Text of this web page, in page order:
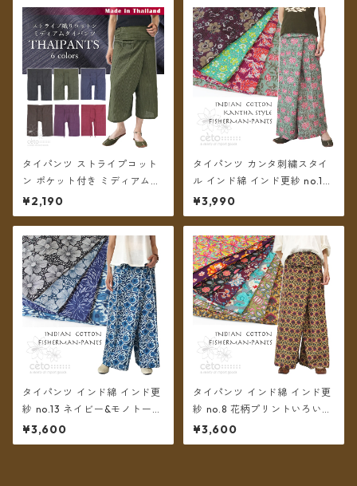
タイパンツ ストライプコット
ン ポケット付き ミディアム丈
6カラー【メール便送料無料】
¥2,190
タイパンツ カンタ刺繍スタイ
ル インド綿 インド更紗 no.1
フラワープリント 4タイプ ロ
ング丈【メール便送料無料】
¥3,990
タイパンツ インド綿 インド更
紗 no.13 ネイビー&モノトーン
フラワープリント 3タイプ全4
カラー ロング丈【メール便送
¥3,600
タイパンツ インド綿 インド更
紗 no.8 花柄プリントいろいろ
7タイプ ロング丈【メール便送
料無料】
¥3,600